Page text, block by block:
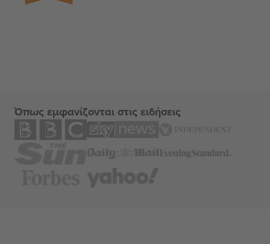
Όπως εμφανίζονται στις ειδήσεις